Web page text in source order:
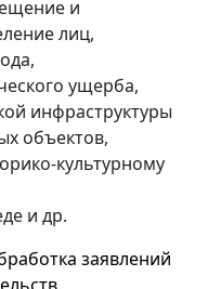
и
лиц,
ущерба,
инфраструктуры
объектов,
культурному
и др.
заявлений